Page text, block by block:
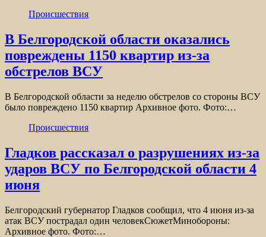
Происшествия
В Белгородской области оказались
повреждены 1150 квартир из-за
обстрелов ВСУ
В Белгородской области за неделю обстрелов со стороны ВСУ
было повреждено 1150 квартир Архивное фото. Фото:…
Происшествия
Гладков рассказал о разрушениях из-за
ударов ВСУ по Белгородской области 4
июня
Белгородский губернатор Гладков сообщил, что 4 июня из-за
атак ВСУ пострадал один человекСюжетМинобороны:
Архивное фото. Фото:…